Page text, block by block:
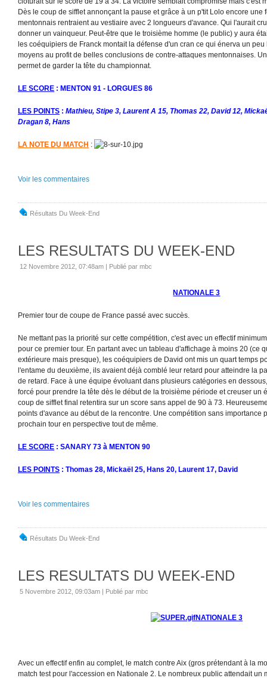
Dès le coup de sifflet annonçant la pause et grâce à un p'tit Lolo encore une
mentonnais rentraient au vestiaire avec 2 longueurs d'avance. Qui l'aurait
donner un vainqueur. Peut-être que le troisième homme (le public) y aura
les coéquipiers de Franck montait la défense d'un cran ce qui énerva un
moyens au profit de belles conclusions de contre-attaques mentonnaises.
permet de garder la tête du championnat.
LE SCORE : MENTON 91 - LORGUES 86
LES POINTS : Mathieu, Stipe 3, Laurent A 15, Thomas 22, David 12,
Dragan 8, Hans
LA NOTE DU MATCH :
Voir les commentaires
Résultats Du Week-End
LES RESULTATS DU WEEK-END
12 Novembre 2012, 07:48am | Publié par mbc
NATIONALE 3
Premier tour de coupe de France passé avec succès.
Ne mettant pas la priorité sur cette compétition, c'est avec un effectif
pour ce premier tour. En partant avec un tableau d'affichage à moins 20 (ce
extérieure mais presque), les coéquipiers de David ont mis un quart temps
l'entame du deuxième, ils avaient déjà comblé leur retard pour atteindre la
de retard. Face à une équipe évoluant dans plusieurs catégories en
forcé pour prendre la tête dès le début de la troisième période et creuser un
coup de sifflet final retentira sur un score sans appel de 90 à 73.
points d'avance au début de la rencontre. Une compétition sans importance
prochain tour en perspective tout de même.
LE SCORE : SANARY 73 à MENTON 90
LES POINTS : Thomas 28, Mickaël 25, Hans 20, Laurent 17, David
Voir les commentaires
Résultats Du Week-End
LES RESULTATS DU WEEK-END
5 Novembre 2012, 09:03am | Publié par mbc
NATIONALE 3
Avec un effectif enfin au complet, le match contre Aix (gros prétendant à la
match test pour l'accession en Nationale 2. Le nombreux public attendait un